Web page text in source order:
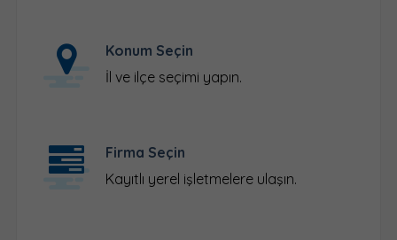
Konum Seçin
İl ve ilçe seçimi yapın.
Firma Seçin
Kayıtlı yerel işletmelere ulaşın.